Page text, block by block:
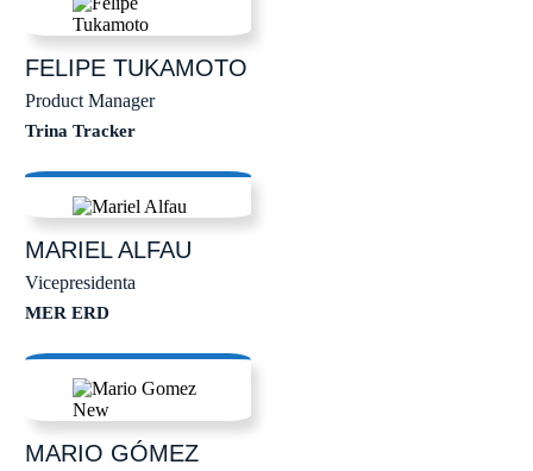
FELIPETUKAMOTO
Product Manager
Trina Tracker
MARIELALFAU
Vicepresidenta
MER ERD
MARIO GÓMEZ